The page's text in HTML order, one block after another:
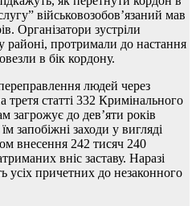
військовозобов’язаний мав
Організатори зустріли
районі, протримали до настання
в бік кордону.
людей через
статті 332 Кримінального
загрожує до дев’яти років
запобіжні заходи у вигляді
внесення 242 тисяч 240
вніс заставу. Наразі
усіх причетних до незаконного